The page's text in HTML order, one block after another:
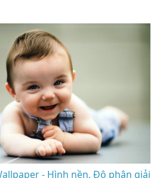
- Hình nền, Độ phân giải